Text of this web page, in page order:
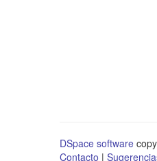
DSpace software
Contacto |